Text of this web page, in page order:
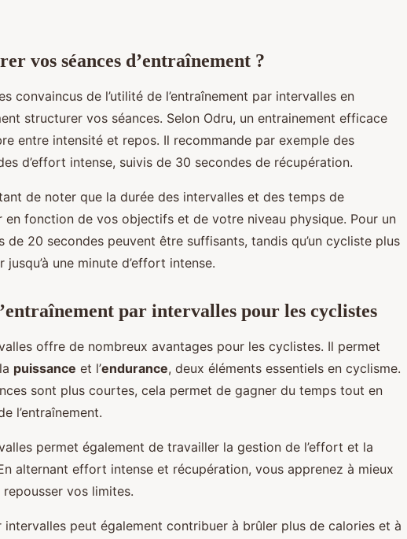
vos séances d’entraînement ?
convaincus de l’utilité de l’entraînement par intervalles en
structurer vos séances. Selon Odru, un entrainement efficace
entre intensité et repos. Il recommande par exemple des
d’effort intense, suivis de 30 secondes de récupération.
de noter que la durée des intervalles et des temps de
en fonction de vos objectifs et de votre niveau physique. Pour un
de 20 secondes peuvent être suffisants, tandis qu’un cycliste plus
une minute d’effort intense.
par intervalles pour les cyclistes
offre de nombreux avantages pour les cyclistes. Il permet
puissance et l’endurance, deux éléments essentiels en cyclisme.
sont plus courtes, cela permet de gagner du temps tout en
l’entraînement.
permet également de travailler la gestion de l’effort et la
alternant effort intense et récupération, vous apprenez à mieux
vos limites.
intervalles peut également contribuer à brûler plus de calories et à